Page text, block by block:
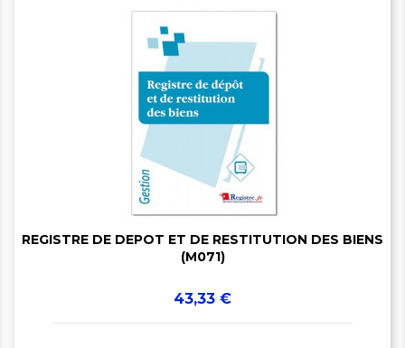


REGISTRE DE DEPOT ET DE RESTITUTION DES BIENS
(M071)
Prix
43,33 €